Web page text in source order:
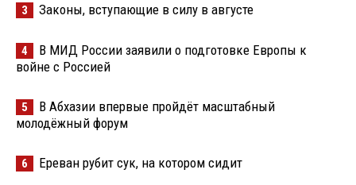
3 Законы, вступающие в силу в августе
4
В МИД России заявили о подготовке Европы к
войне с Россией
5
В Абхазии впервые пройдёт масштабный
молодёжный форум
6 Ереван рубит сук, на котором сидит